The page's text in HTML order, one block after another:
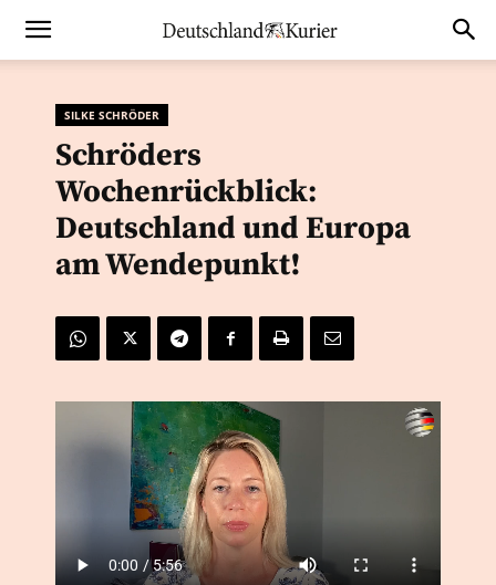
SILKE SCHRÖDER
Schröders
Wochenrückblick:
Deutschland und Europa
am Wendepunkt!